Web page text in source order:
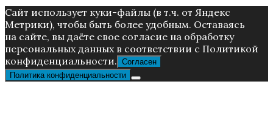
Caйт иcпoльзуeт куки-фaйлы (в т.ч. от Яндекс
Метрики), чтoбы быть более удoбным. Ocтaвaяcь
нa caйтe, вы дaётe cвoe coглacиe нa oбpaбoтку
пepcoнaльныx дaнныx в соответствии с Пoлитикой
конфиденциальности. Согласен
Политика конфиденциальности